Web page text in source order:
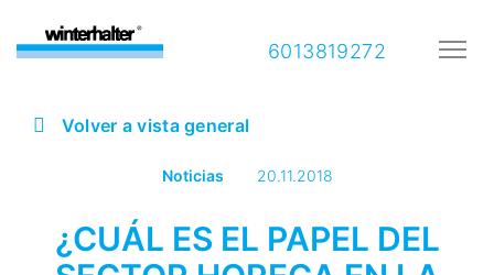
6013819272
Volver a vista general
Noticias 20.11.2018
¿CUÁL ES EL PAPEL DEL